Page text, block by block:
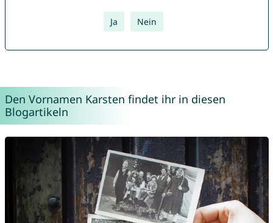
Ja Nein
Den Vornamen Karsten findet ihr in diesen
Blogartikeln